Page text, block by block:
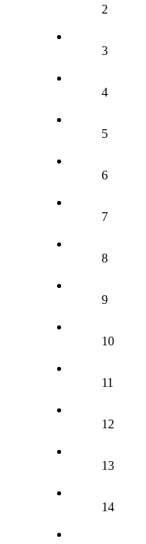
2
3
4
5
6
7
8
9
10
11
12
13
14